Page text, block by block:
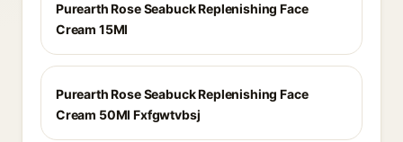
Purearth Rose Seabuck Replenishing Face
Cream 15Ml
Purearth Rose Seabuck Replenishing Face
Cream 50Ml Fxfgwtvbsj